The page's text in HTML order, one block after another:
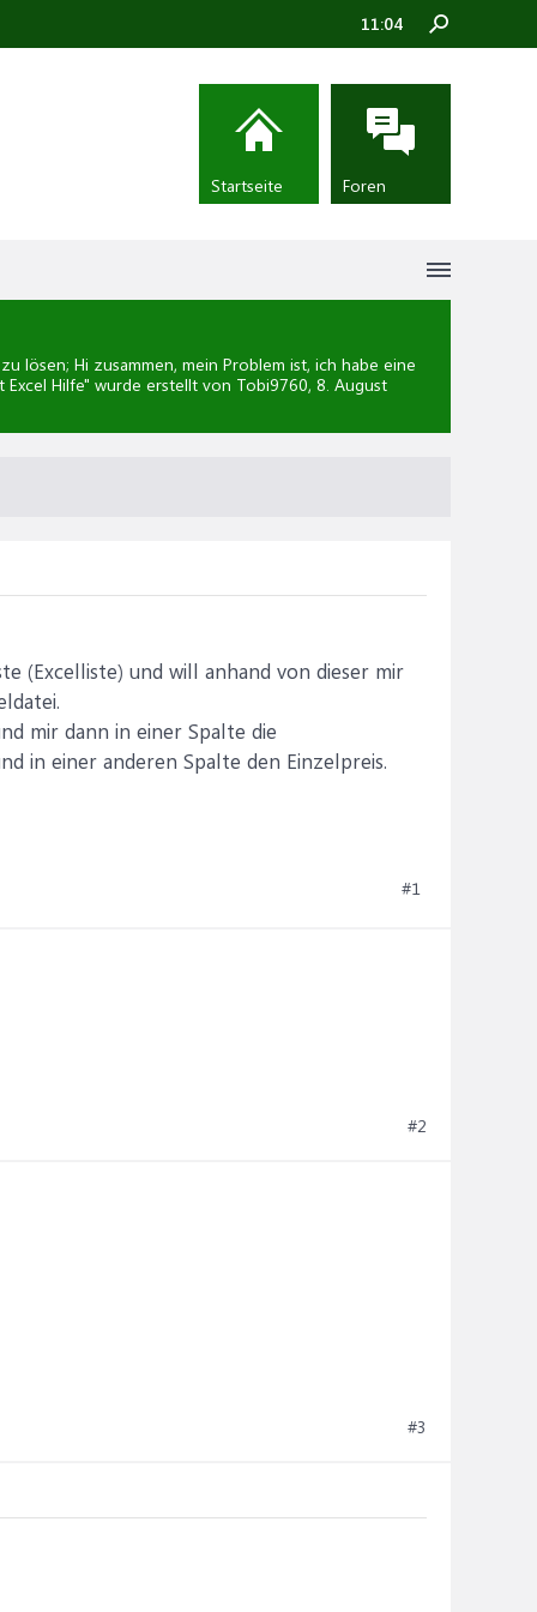
lösen; Hi zusammen, mein Problem ist, ich habe eine
Hilfe" wurde erstellt von Tobi9760, 8. August
(Excelliste) und will anhand von dieser mir
mir dann in einer Spalte die
in einer anderen Spalte den Einzelpreis.
#1
#2
#3
11:04
Startseite Foren